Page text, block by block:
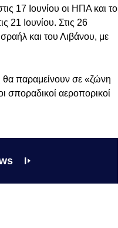
17 Ιουνίου οι ΗΠΑ και το
21 Ιουνίου. Στις 26
και του Λιβάνου, με
θα παραμείνουν σε «ζώνη
σποραδικοί αεροπορικοί